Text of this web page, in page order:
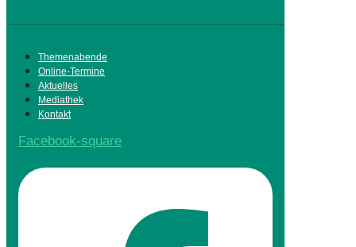
Themenabende
Online-Termine
Aktuelles
Mediathek
Kontakt
Facebook-square